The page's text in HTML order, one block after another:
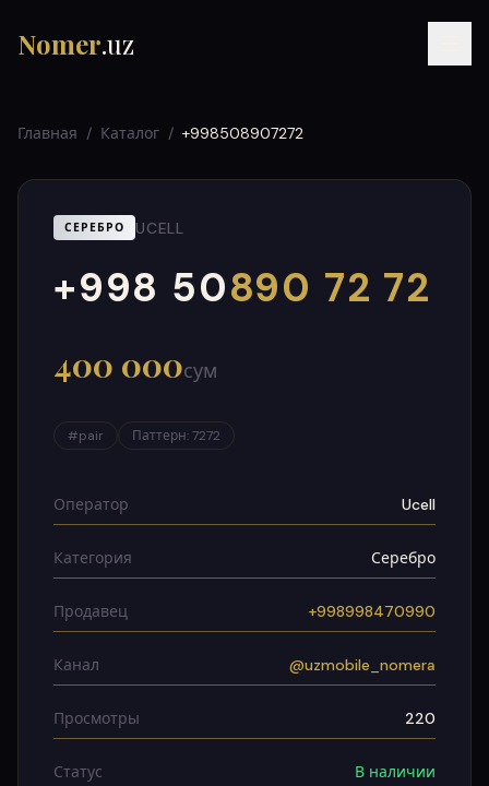
Nomer.uz
UZ УЗ
Главная / Каталог / +998508907272
СЕРЕБРО UCELL
+998 50890 72 72
000
999
400 000сум
#pair Паттерн:7272
Оператор Ucell
Категория Серебро
Продавец +998998470990
Канал @uzmobile_nomera
Просмотры 220
Статус В наличии